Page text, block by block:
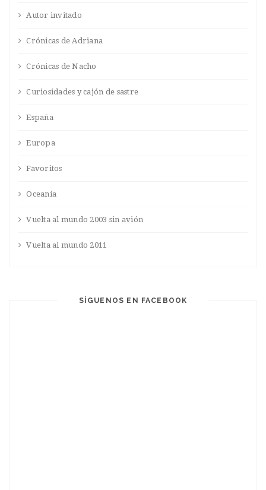
Autor invitado
Crónicas de Adriana
Crónicas de Nacho
Curiosidades y cajón de sastre
España
Europa
Favoritos
Oceanía
Vuelta al mundo 2003 sin avión
Vuelta al mundo 2011
SÍGUENOS EN FACEBOOK